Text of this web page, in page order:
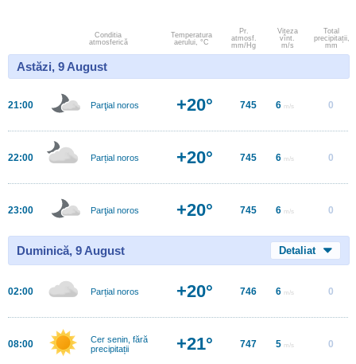
Conditia
atmosferică
Temperatura
aerului, °C
Pr.
atmosf.
mm/Hg
Viteza
vînt.
m/s
Total
precipitații,
mm
Astăzi, 9 August
21:00 Parţial noros +20° 745 6 m/s 0
22:00 Parțial noros +20° 745 6 m/s 0
23:00 Parţial noros +20° 745 6 m/s 0
Duminică, 9 August Detaliat
02:00 Parțial noros +20° 746 6 m/s 0
08:00
Cer senin, fără
precipitații
+21° 747 5 m/s 0